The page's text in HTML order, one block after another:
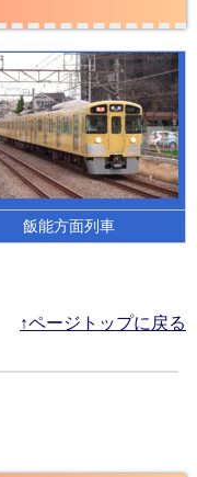
飯能方面列車
↑ページトップに戻る